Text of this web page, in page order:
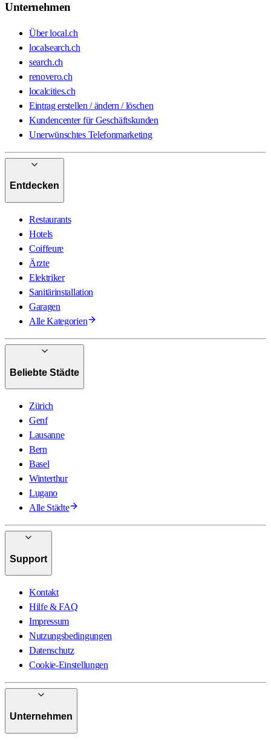
Unternehmen
Über local.ch
localsearch.ch
search.ch
renovero.ch
localcities.ch
Eintrag erstellen / ändern / löschen
Kundencenter für Geschäftskunden
Unerwünschtes Telefonmarketing
Entdecken
Restaurants
Hotels
Coiffeure
Ärzte
Elektriker
Sanitärinstallation
Garagen
Alle Kategorien
Beliebte Städte
Zürich
Genf
Lausanne
Bern
Basel
Winterthur
Lugano
Alle Städte
Support
Kontakt
Hilfe & FAQ
Impressum
Nutzungsbedingungen
Datenschutz
Cookie-Einstellungen
Unternehmen